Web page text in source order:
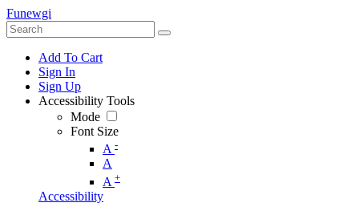
Funewgi
Add To Cart
Sign In
Sign Up
Accessibility Tools
Mode
Font Size
A -
A
A +
Accessibility